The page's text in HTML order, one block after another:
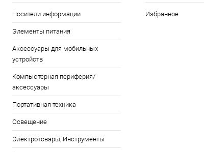
Носители информации
Элементы питания
Аксессуары для мобильных
устройств
Компьютерная периферия/
аксессуары
Портативная техника
Освещение
Электротовары, Инструменты
Избранное